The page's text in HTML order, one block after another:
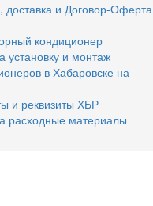
доставка и Договор-Оферта
кондиционер
установку и монтаж
в Хабаровске на
и реквизиты ХБР
расходные материалы